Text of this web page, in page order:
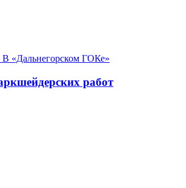
В «Дальнегорском ГОКе»
работ